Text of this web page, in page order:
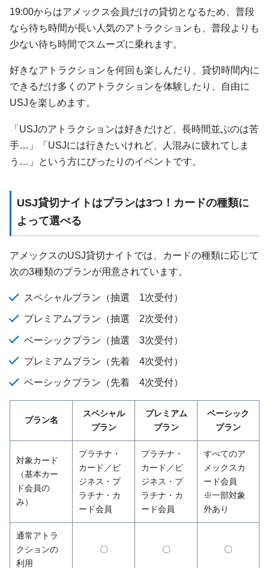
19:00からはアメックス会員だけの貸切となるため、普段
なら待ち時間が長い人気のアトラクションも、普段よりも
少ない待ち時間でスムーズに乗れます。
好きなアトラクションを何回も楽しんだり、貸切時間内に
できるだけ多くのアトラクションを体験したり、自由に
USJを楽しめます。
「USJのアトラクションは好きだけど、長時間並ぶのは苦
手…」「USJには行きたいけれど、人混みに疲れてしま
う…」という方にぴったりのイベントです。
USJ貸切ナイトはプランは3つ！カードの種類に
よって選べる
アメックスのUSJ貸切ナイトでは、カードの種類に応じて
次の3種類のプランが用意されています。
スペシャルプラン（抽選 1次受付）
プレミアムプラン（抽選 2次受付）
ベーシックプラン（抽選 3次受付）
プレミアムプラン（先着 4次受付）
ベーシックプラン（先着 4次受付）
プラン名
スペシャル
プラン
プレミアム
プラン
ベーシック
プラン
対象カード
（基本カー
ド会員の
み）
プラチナ・
カード／ビ
ジネス・プ
ラチナ・カ
ード会員
プラチナ・
カード／ビ
ジネス・プ
ラチナ・カ
ード会員
すべてのア
メックスカ
ード会員
※一部対象
外あり
通常アトラ
クションの
利用
〇 〇 〇